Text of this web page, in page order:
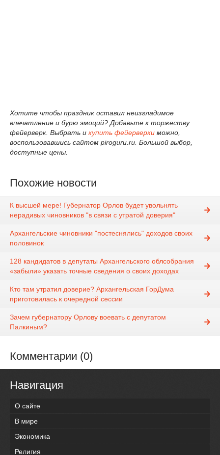
Хотите чтобы праздник оставил неизгладимое
впечатление и бурю эмоций? Добавьте к торжеству
фейерверк. Выбрать и купить фейерверки можно,
воспользовавшись сайтом piroguru.ru. Большой выбор,
доступные цены.
Похожие новости
К высшей мере! Губернатор Орлов будет увольнять
нерадивых чиновников "в связи с утратой доверия"
Архангельские чиновники "постеснялись" доходов своих
половинок
128 кандидатов в депутаты Архангельского облсобрания
«забыли» указать точные сведения о своих доходах
Кто там утратил доверие? Архангельская ГорДума
приготовилась к очередной сессии
Зачем губернатору Орлову воевать с депутатом
Палкиным?
Комментарии (0)
Навигация
О сайте
В мире
Экономика
Религия